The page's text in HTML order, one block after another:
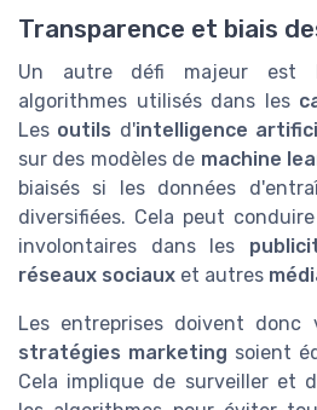
Transparence et biais
Un autre défi majeur est
algorithmes utilisés dans les
Les outils d'intelligence
sur des modèles de machine
biaisés si les données
diversifiées. Cela peut
involontaires dans les
réseaux sociaux et autres
Les entreprises doivent
stratégies marketing soient
Cela implique de surveiller et